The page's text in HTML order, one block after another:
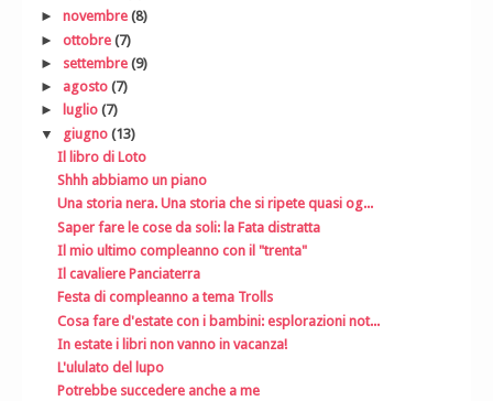
► novembre (8)
► ottobre (7)
► settembre (9)
► agosto (7)
►
luglio (7)
▼ giugno (13)
Il libro di Loto
Shhh abbiamo un piano
Una storia nera. Una storia che si ripete quasi og...
Saper fare le cose da soli: la Fata distratta
Il mio ultimo compleanno con il "trenta"
Il cavaliere Panciaterra
Festa di compleanno a tema Trolls
Cosa fare d'estate con i bambini: esplorazioni not...
In estate i libri non vanno in vacanza!
L'ululato del lupo
Potrebbe succedere anche a me